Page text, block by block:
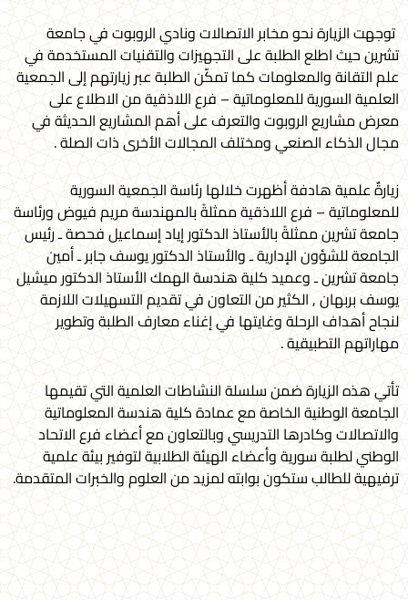
توجهت الزيارة نحو مخابر الاتصالات ونادي الروبوت في جامعة
تشرين حيث اطلع الطلبة على التجهيزات والتقنيات المستخدمة في
علم التقانة والمعلومات كما تمكّن الطلبة عبر زيارتهم إلى الجمعية
العلمية السورية للمعلوماتية – فرع اللاذقية من الاطلاع على
معرض مشاريع الروبوت والتعرف على أهم المشاريع الحديثة في
مجال الذكاء الصنعي ومختلف المجالات الأخرى ذات الصلة .
زيارةٌ علمية هادفة أظهرت خلالها رئاسة الجمعية السورية
للمعلوماتية – فرع اللاذقية ممثلةً بالمهندسة مريم فيوض ورئاسة
جامعة تشرين ممثلةً بالأستاذ الدكتور إياد إسماعيل فحصة ـ رئيس
الجامعة للشؤون الإدارية ـ والأستاذ الدكتور يوسف جابر ـ أمين
جامعة تشرين ـ وعميد كلية هندسة الهمك الأستاذ الدكتور ميشيل
يوسف بربهان , الكثير من التعاون في تقديم التسهيلات اللازمة
لنجاح أهداف الرحلة وغايتها في إغناء معارف الطلبة وتطوير
مهاراتهم التطبيقية .
تأتي هذه الزيارة ضمن سلسلة النشاطات العلمية التي تقيمها
الجامعة الوطنية الخاصة مع عمادة كلية هندسة المعلوماتية
والاتصالات وكادرها التدريسي وبالتعاون مع أعضاء فرع الاتحاد
الوطني لطلبة سورية وأعضاء الهيئة الطلابية لتوفير بيئة علمية
ترفيهية للطالب ستكون بوابته لمزيد من العلوم والخبرات المتقدمة.